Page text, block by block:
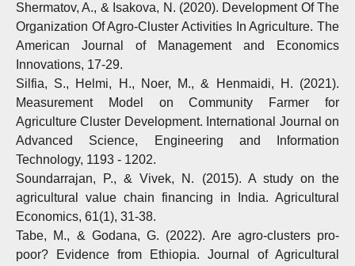
Shermatov, A., & Isakova, N. (2020). Development Of The
Organization Of Agro-Cluster Activities In Agriculture. The
American Journal of Management and Economics
Innovations, 17-29.
Silfia, S., Helmi, H., Noer, M., & Henmaidi, H. (2021).
Measurement Model on Community Farmer for
Agriculture Cluster Development. International Journal on
Advanced Science, Engineering and Information
Technology, 1193 - 1202.
Soundarrajan, P., & Vivek, N. (2015). A study on the
agricultural value chain financing in India. Agricultural
Economics, 61(1), 31-38.
Tabe, M., & Godana, G. (2022). Are agro-clusters pro-
poor? Evidence from Ethiopia. Journal of Agricultural